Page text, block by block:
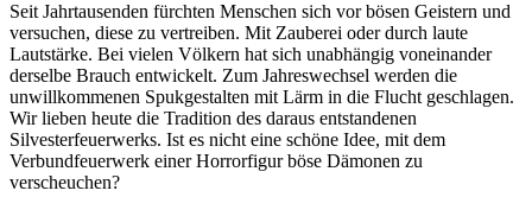
Seit Jahrtausenden fürchten Menschen sich vor bösen Geistern und
versuchen, diese zu vertreiben. Mit Zauberei oder durch laute
Lautstärke. Bei vielen Völkern hat sich unabhängig voneinander
derselbe Brauch entwickelt. Zum Jahreswechsel werden die
unwillkommenen Spukgestalten mit Lärm in die Flucht geschlagen.
Wir lieben heute die Tradition des daraus entstandenen
Silvesterfeuerwerks. Ist es nicht eine schöne Idee, mit dem
Verbundfeuerwerk einer Horrorfigur böse Dämonen zu
verscheuchen?